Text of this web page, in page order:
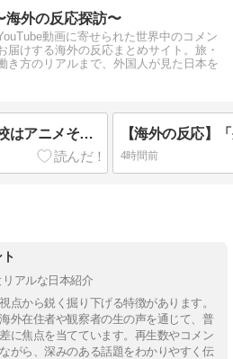
海外の反応探訪〜
動画に寄せられた世界中のコメン
届けする海外の反応まとめサイト。旅・
き方のリアルまで、外国人が見た日本を
【海外の反応】日本の高校はアニメそのもの？実際に通ってた人たちの本音がリアルすぎる
4時間前
アルな日本紹介
点から鋭く掘り下げる特徴があります。
外在住者や観察者の生の声を通じて、普
に焦点を当てています。再生数やコメン
がら、深みのある話題をわかりやすく伝